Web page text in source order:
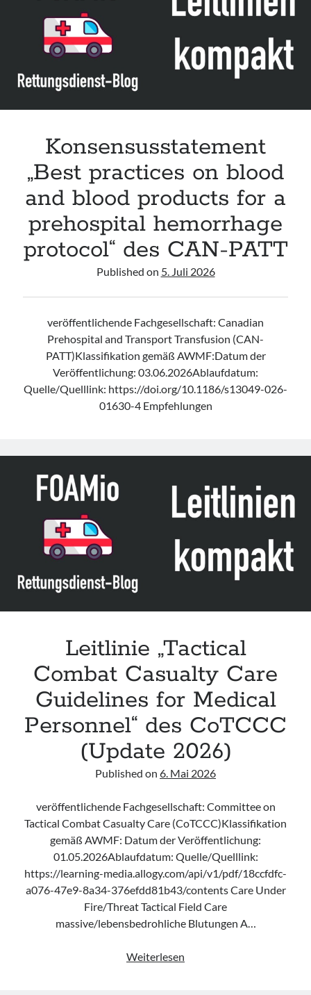
acute respiratory failure“ der Polish Society of Anaesthesiology and
Intensive Therapy
Leitlinie „Management of Hypercalcaemia in Adult Patients in the
Emergency Department“ der IAEM
Leitlinie „Behavioural Emergencies in Emergency Departments“ der IFEM
Leitlinie „Management of Acute Upper Gastrointestinal Bleeding in the
Emergency Department“ der IAEM
Konsensusstatement
„Best practices on blood
and blood products for a
prehospital hemorrhage
protocol“ des CAN-PATT
Published on 5. Juli 2026
veröffentlichende Fachgesellschaft: Canadian
Prehospital and Transport Transfusion (CAN-
PATT)Klassifikation gemäß AWMF:Datum der
Veröffentlichung: 03.06.2026Ablaufdatum:
Quelle/Quelllink: https://doi.org/10.1186/s13049-026-
01630-4 Empfehlungen
Leitlinie „Tactical
Combat Casualty Care
Guidelines for Medical
Personnel“ des CoTCCC
(Update 2026)
Published on 6. Mai 2026
veröffentlichende Fachgesellschaft: Committee on
Tactical Combat Casualty Care (CoTCCC)Klassifikation
gemäß AWMF: Datum der Veröffentlichung:
01.05.2026Ablaufdatum: Quelle/Quelllink:
https://learning-media.allogy.com/api/v1/pdf/18ccfdfc-
a076-47e9-8a34-376efdd81b43/contents Care Under
Fire/Threat Tactical Field Care
massive/lebensbedrohliche Blutungen A…
Weiterlesen